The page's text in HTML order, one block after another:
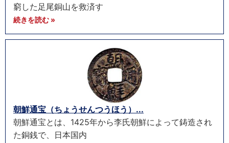
窮した足尾銅山を救済す
続きを読む »
朝鮮通宝（ちょうせんつうほう）...
朝鮮通宝とは、1425年から李氏朝鮮によって鋳造され
た銅銭で、日本国内